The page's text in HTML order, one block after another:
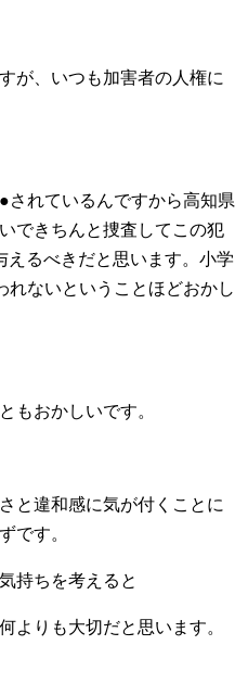
が、いつも加害者の人権に
されているんですから高知県
できちんと捜査してこの犯
えるべきだと思います。小学
ないということほどおかし
もおかしいです。
と違和感に気が付くことに
です。
持ちを考えると
よりも大切だと思います。